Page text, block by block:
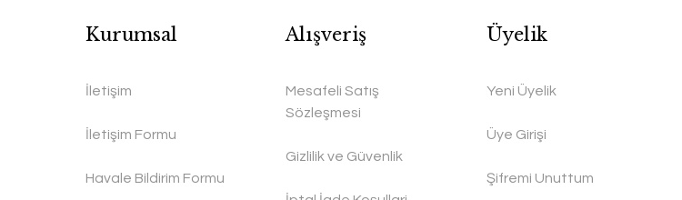
Kurumsal
İletişim
İletişim Formu
Havale Bildirim Formu
Alışveriş
Mesafeli Satış
Sözleşmesi
Gizlilik ve Güvenlik
Üyelik
Yeni Üyelik
Üye Girişi
Şifremi Unuttum